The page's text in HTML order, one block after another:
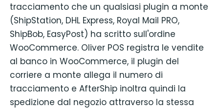
tracciamento che un qualsiasi plugin a monte
(ShipStation, DHL Express, Royal Mail PRO,
ShipBob, EasyPost) ha scritto sull'ordine
WooCommerce. Oliver POS registra le vendite
al banco in WooCommerce, il plugin del
corriere a monte allega il numero di
tracciamento e AfterShip inoltra quindi la
spedizione dal negozio attraverso la stessa